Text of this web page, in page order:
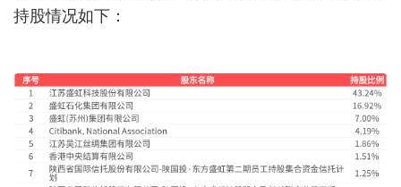
持股情况如下：